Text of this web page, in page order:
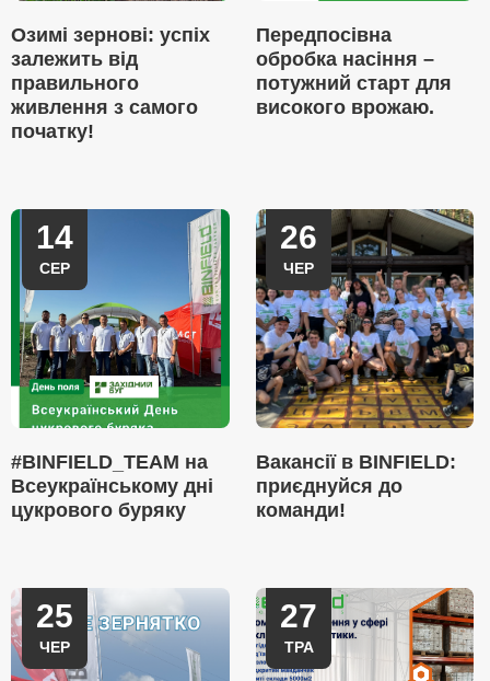
Озимі зернові: успіх
залежить від
правильного
живлення з самого
початку!
Передпосівна
обробка насіння –
потужний старт для
високого врожаю.
14
СЕР
#BINFIELD_TEAM на
Всеукраїнському дні
цукрового буряку
26
ЧЕР
Вакансії в BINFIELD:
приєднуйся до
команди!
25
ЧЕР
27
ТРА